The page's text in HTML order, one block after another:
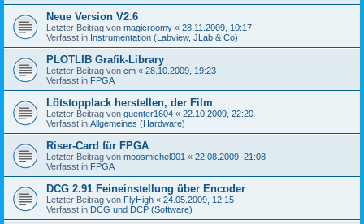
Neue Version V2.6
Letzter Beitrag von magicroomy « 28.11.2009, 10:17
Verfasst in Instrumentation (Labview, JLab & Co)
PLOTLIB Grafik-Library
Letzter Beitrag von cm « 28.10.2009, 19:23
Verfasst in FPGA
Lötstopplack herstellen, der Film
Letzter Beitrag von guenter1604 « 22.10.2009, 22:20
Verfasst in Allgemeines (Hardware)
Riser-Card für FPGA
Letzter Beitrag von moosmichel001 « 22.08.2009, 21:08
Verfasst in FPGA
DCG 2.91 Feineinstellung über Encoder
Letzter Beitrag von FlyHigh « 24.05.2009, 12:15
Verfasst in DCG und DCP (Software)